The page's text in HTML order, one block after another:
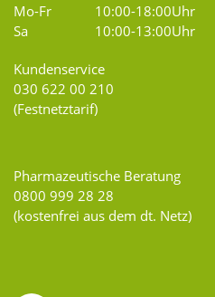
Mo-Fr
10:00-18:00Uhr
Sa
10:00-13:00Uhr
Kundenservice
030 622 00 210
(Festnetztarif)
Pharmazeutische Beratung
0800 999 28 28
(kostenfrei aus dem dt. Netz)